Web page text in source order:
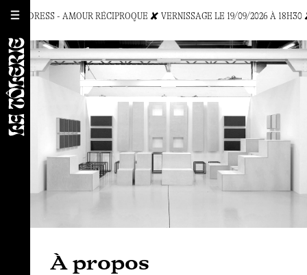
CHILDRESS - AMOUR RÉCIPROQUE ✘ VERNISSAGE LE 19/09/2026 À 18H30
À propos